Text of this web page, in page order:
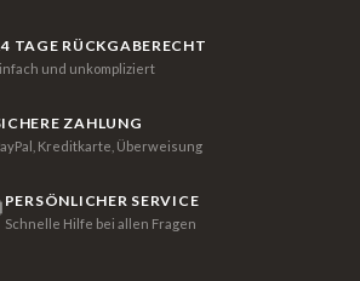
TAGE RÜCKGABERECHT
und unkompliziert
ZAHLUNG
Kreditkarte, Überweisung
PERSÖNLICHER SERVICE
Schnelle Hilfe bei allen Fragen